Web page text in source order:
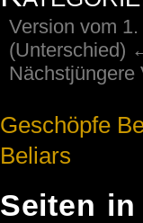
Version vom
(Unterschied)
Geschöpfe
Beliars
Seiten